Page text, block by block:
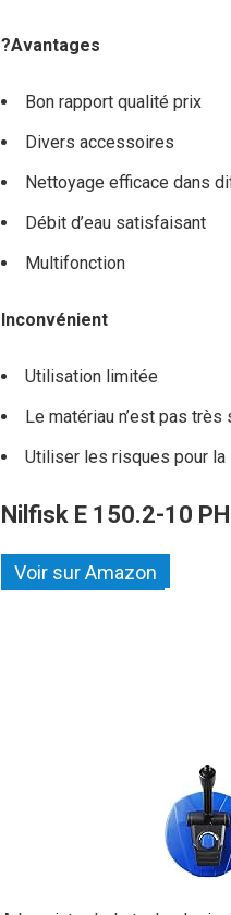
?Avantages
Bon rapport qualité prix
Divers accessoires
Nettoyage efficace dans
Débit d’eau satisfaisant
Multifonction
Inconvénient
Utilisation limitée
Le matériau n’est pas très
Utiliser les risques pour la
Nilfisk E 150.2-10
Voir sur Amazon